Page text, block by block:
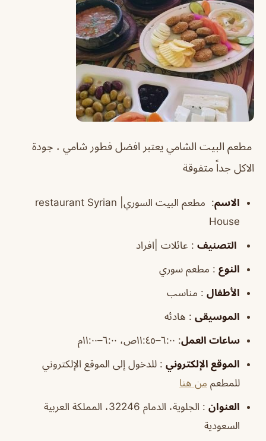
مطعم البيت الشامي يعتبر افضل فطور شامي ، جودة
الاكل جداً متفوقة
الاسم:
مطعم البيت السوري| restaurant Syrian
House
التصنيف : عائلات |افراد
النوع : مطعم سوري
الأطفال : مناسب
الموسيقى : هادئه
ساعات العمل:
الموقع الإلكتروني : للدخول إلى الموقع الإلكتروني
للمطعم من هنا
العنوان
: الجلوية، الدمام 32246، المملكة العربية
السعودية